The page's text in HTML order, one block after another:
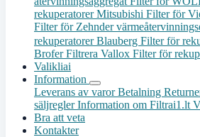
rekuperatorer Mitsubishi Filter för
Filter för Zehnder
rekuperatorer Blauberg Filter för
BroferFiltrera Vallox Filter för
Valikliai
Information
Leverans av varorBetalning
säljreglerInformation om Filtrai1.lt
Bra att veta
Kontakter